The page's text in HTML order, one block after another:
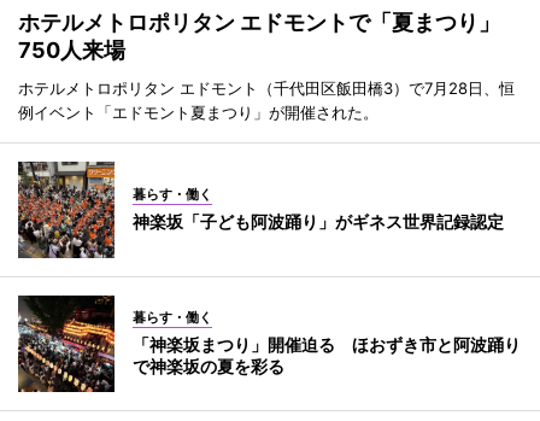
ホテルメトロポリタン エドモントで「夏まつり」
750人来場
ホテルメトロポリタン エドモント（千代田区飯田橋3）で7月28日、恒
例イベント「エドモント夏まつり」が開催された。
暮らす・働く
神楽坂「子ども阿波踊り」がギネス世界記録認定
暮らす・働く
「神楽坂まつり」開催迫る ほおずき市と阿波踊り
で神楽坂の夏を彩る